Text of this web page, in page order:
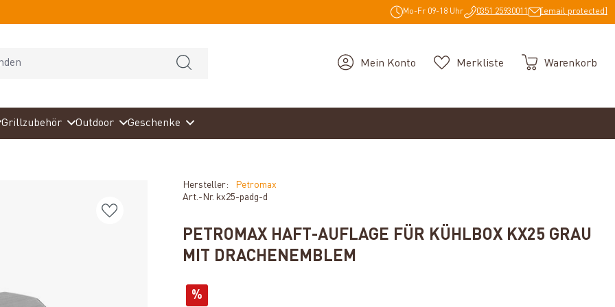
Mo-Fr 09-18 Uhr 0351 25930011 [email protected]
Mein Konto Merkliste Warenkorb
Grillzubehör Outdoor Geschenke
Hersteller:
Petromax
Art.-Nr. kx25-padg-d
PETROMAX HAFT-AUFLAGE FÜR KÜHLBOX KX25 GRAU
MIT DRACHENEMBLEM
%